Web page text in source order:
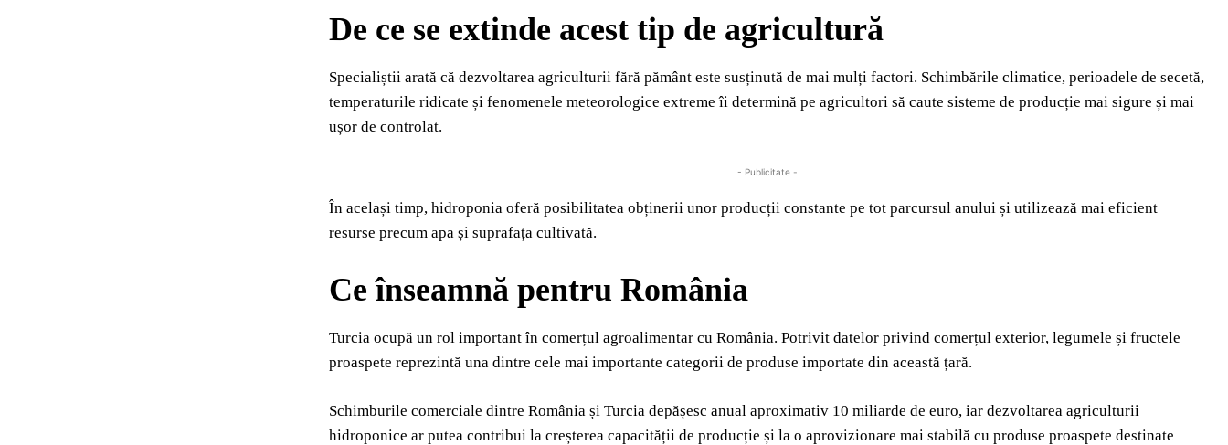
De ce se extinde acest tip de agricultură
Specialiștii arată că dezvoltarea agriculturii fără pământ este susținută de mai mulți factori. Schimbările climatice, perioadele de secetă,
temperaturile ridicate și fenomenele meteorologice extreme îi determină pe agricultori să caute sisteme de producție mai sigure și mai
ușor de controlat.
- Publicitate -
În același timp, hidroponia oferă posibilitatea obținerii unor producții constante pe tot parcursul anului și utilizează mai eficient
resurse precum apa și suprafața cultivată.
Ce înseamnă pentru România
Turcia ocupă un rol important în comerțul agroalimentar cu România. Potrivit datelor privind comerțul exterior, legumele și fructele
proaspete reprezintă una dintre cele mai importante categorii de produse importate din această țară.
Schimburile comerciale dintre România și Turcia depășesc anual aproximativ 10 miliarde de euro, iar dezvoltarea agriculturii
hidroponice ar putea contribui la creșterea capacității de producție și la o aprovizionare mai stabilă cu produse proaspete destinate